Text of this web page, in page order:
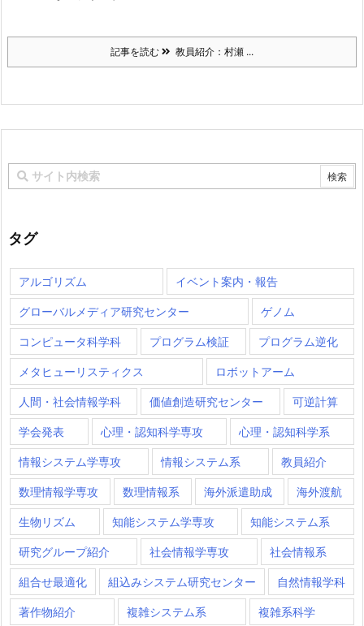
記事を読む 教員紹介：村瀬 ...
タグ
アルゴリズム イベント案内・報告
グローバルメディア研究センター ゲノム
コンピュータ科学科 プログラム検証 プログラム逆化
メタヒューリスティクス ロボットアーム
人間・社会情報学科 価値創造研究センター 可逆計算
学会発表 心理・認知科学専攻 心理・認知科学系
情報システム学専攻 情報システム系 教員紹介
数理情報学専攻 数理情報系 海外派遣助成 海外渡航
生物リズム 知能システム学専攻 知能システム系
研究グループ紹介 社会情報学専攻 社会情報系
組合せ最適化 組込みシステム研究センター 自然情報学科
著作物紹介 複雑システム系 複雑系科学